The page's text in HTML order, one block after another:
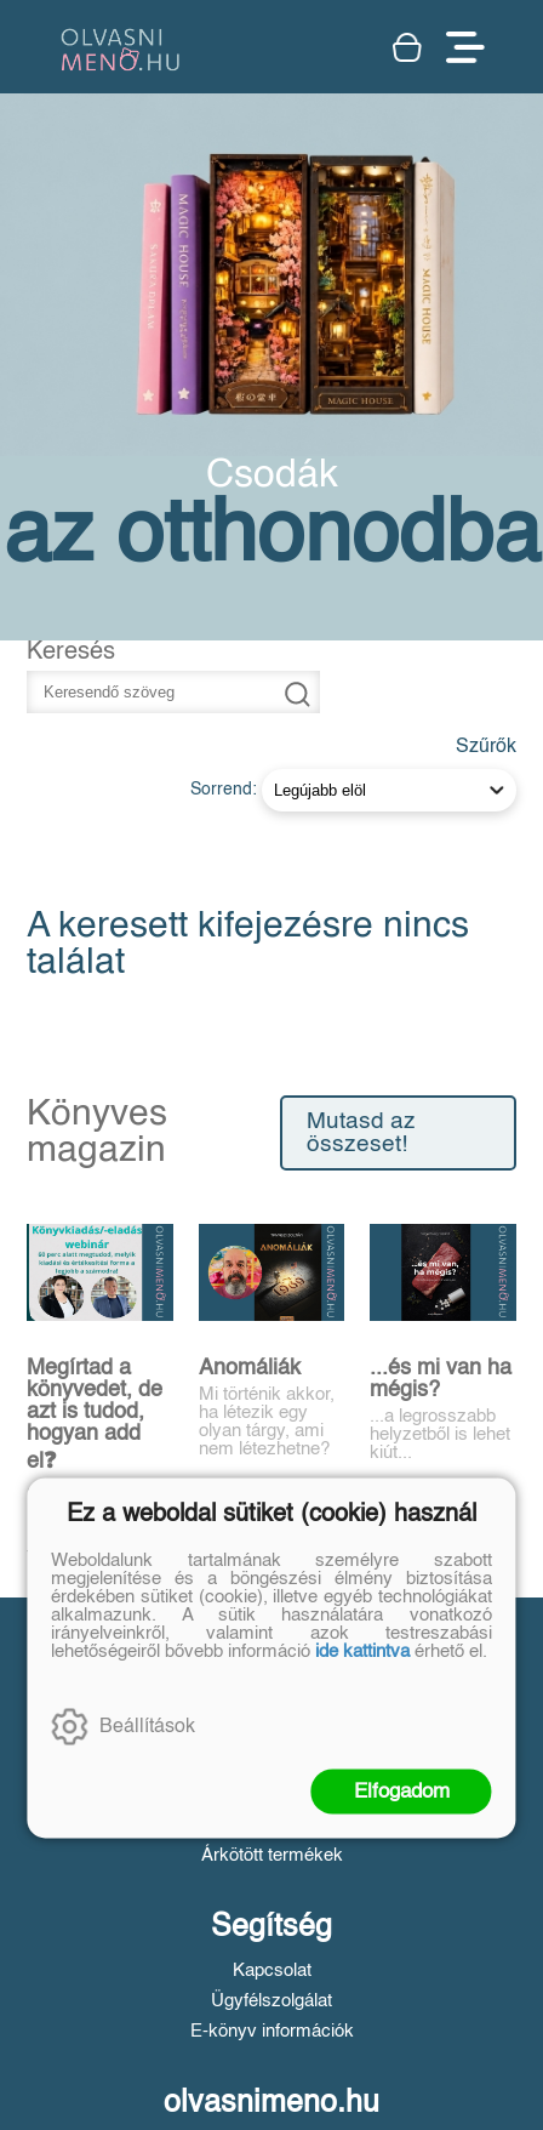
Csodák
az otthonodba
Keresés
Szűrők
Sorrend:
A keresett kifejezésre nincs
találat
Könyves
magazin
Mutasd az
összeset!
Megírtad a
könyvedet, de
azt is tudod,
hogyan add
el❓️
Időpont: június
16., 18:00-19:00
Tovább
Anomáliák
Mi történik akkor,
ha létezik egy
olyan tárgy, ami
nem létezhetne?
...és mi van ha
mégis?
...a legrosszabb
helyzetből is lehet
kiút...
Vásárlás
Tájékoztató a Simple fizetésről
Adatvédelem
Árkötött termékek
Segítség
Kapcsolat
Ügyfélszolgálat
E-könyv információk
olvasnimeno.hu
Ez a weboldal sütiket (cookie) használ
Weboldalunk tartalmának személyre szabott
megjelenítése és a böngészési élmény biztosítása
érdekében sütiket (cookie), illetve egyéb technológiákat
alkalmazunk. A sütik használatára vonatkozó
irányelveinkről, valamint azok testreszabási
lehetőségeiről bővebb információ ide kattintvaérhető el.
Beállítások
Elfogadom